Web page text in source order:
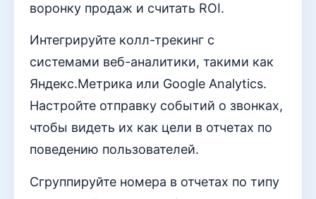
воронку продаж и считать ROI.
Интегрируйте колл-трекинг с
системами веб-аналитики, такими как
Яндекс.Метрика или Google Analytics.
Настройте отправку событий о звонках,
чтобы видеть их как цели в отчетах по
поведению пользователей.
Сгруппируйте номера в отчетах по типу